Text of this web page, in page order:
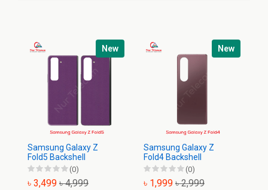
New
Samsung Galaxy Z
Fold5 Backshell
(0)
৳ 3,499 ৳ 4,999
New
Samsung Galaxy Z
Fold4 Backshell
(0)
৳ 1,999 ৳ 2,999